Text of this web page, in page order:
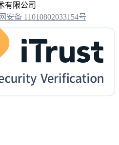
有限公司
安备 11010802033154号